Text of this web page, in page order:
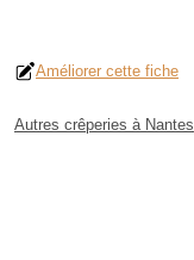
Améliorer cette fiche
Autres crêperies à Nantes